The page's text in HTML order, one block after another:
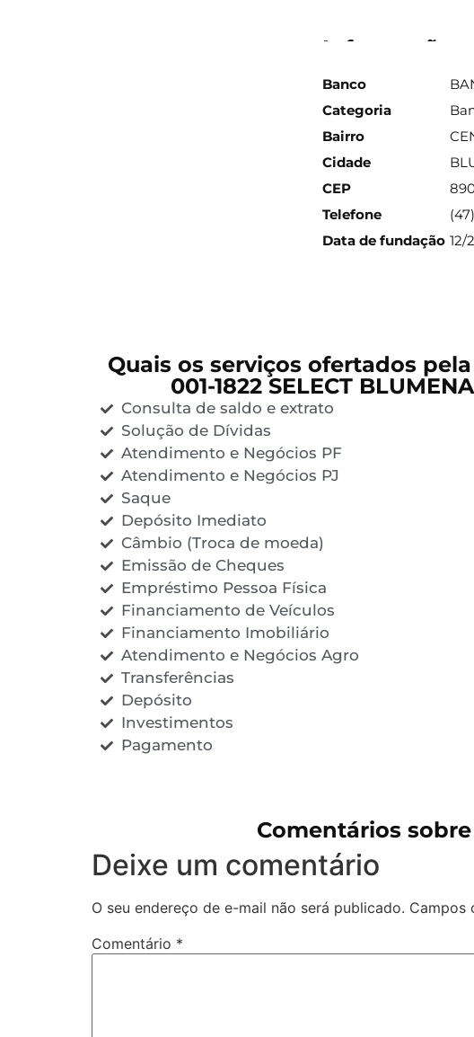
Informações
Banco
Categoria
Bairro
Cidade
CEP
Telefone
Data de fundação 12/
Quais os serviços ofertados
001-1822 SELECT
Consulta de saldo e extrato
Solução de Dívidas
Atendimento e Negócios PF
Atendimento e Negócios PJ
Saque
Depósito Imediato
Câmbio (Troca de moeda)
Emissão de Cheques
Empréstimo Pessoa Física
Financiamento de Veículos
Financiamento Imobiliário
Atendimento e Negócios Agro
Transferências
Depósito
Investimentos
Pagamento
Comentários sobre
Deixe um comentário
O seu endereço de e-mail não será publicado. Campos
Comentário *